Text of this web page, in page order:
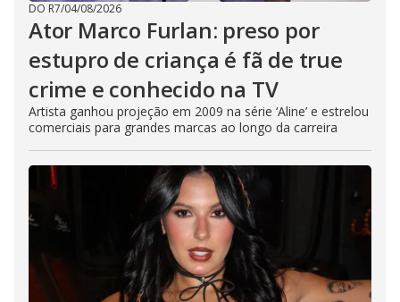
DO R7/04/08/2026
Ator Marco Furlan: preso por
estupro de criança é fã de true
crime e conhecido na TV
Artista ganhou projeção em 2009 na série ‘Aline’ e estrelou
comerciais para grandes marcas ao longo da carreira